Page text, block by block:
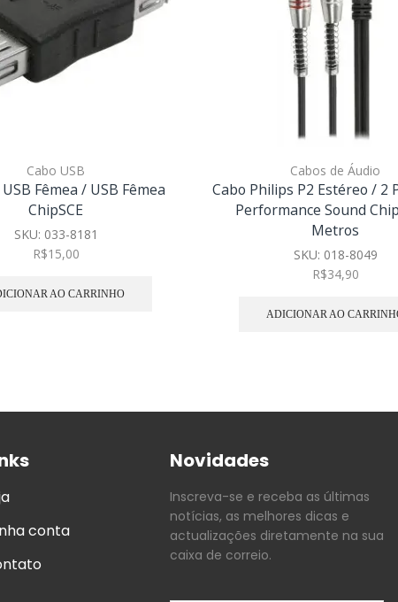
Cabo USB
Fêmea / USB Fêmea
ChipSCE
SKU: 033-8181
R$15,00
AO CARRINHO
Cabos de Áudio
Cabo Philips P2 Estéreo / 2
Performance Sound
Metros
SKU: 018-8049
R$34,90
ADICIONAR AO
conta
Novidades
Inscreva-se e receba as últimas
notícias, as melhores dicas e
actualizações diretamente na sua
caixa de correio.